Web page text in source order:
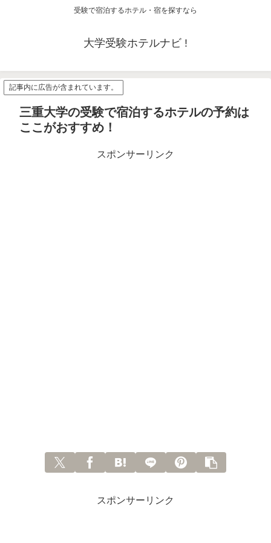
受験で宿泊するホテル・宿を探すなら
大学受験ホテルナビ !
記事内に広告が含まれています。
三重大学の受験で宿泊するホテルの予約は
ここがおすすめ！
スポンサーリンク
スポンサーリンク